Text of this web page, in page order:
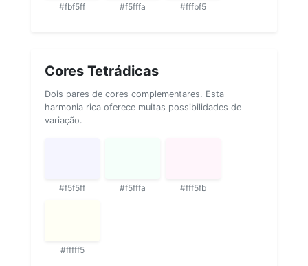
#fbf5ff #f5fffa #fffbf5
Cores Tetrádicas
Dois pares de cores complementares. Esta
harmonia rica oferece muitas possibilidades de
variação.
#f5f5ff #f5fffa #fff5fb
#fffff5